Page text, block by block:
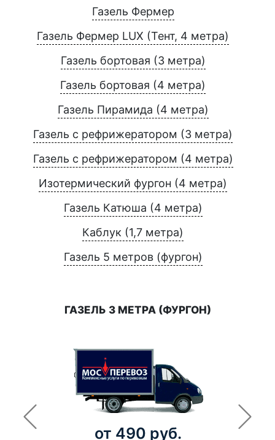
Газель Фермер
Газель Фермер LUX (Тент, 4 метра)
Газель бортовая (3 метра)
Газель бортовая (4 метра)
Газель Пирамида (4 метра)
Газель с рефрижератором (3 метра)
Газель с рефрижератором (4 метра)
Изотермический фургон (4 метра)
Газель Катюша (4 метра)
Каблук (1,7 метра)
Газель 5 метров (фургон)
ГАЗЕЛЬ 3 МЕТРА (ФУРГОН)
от 490 руб.